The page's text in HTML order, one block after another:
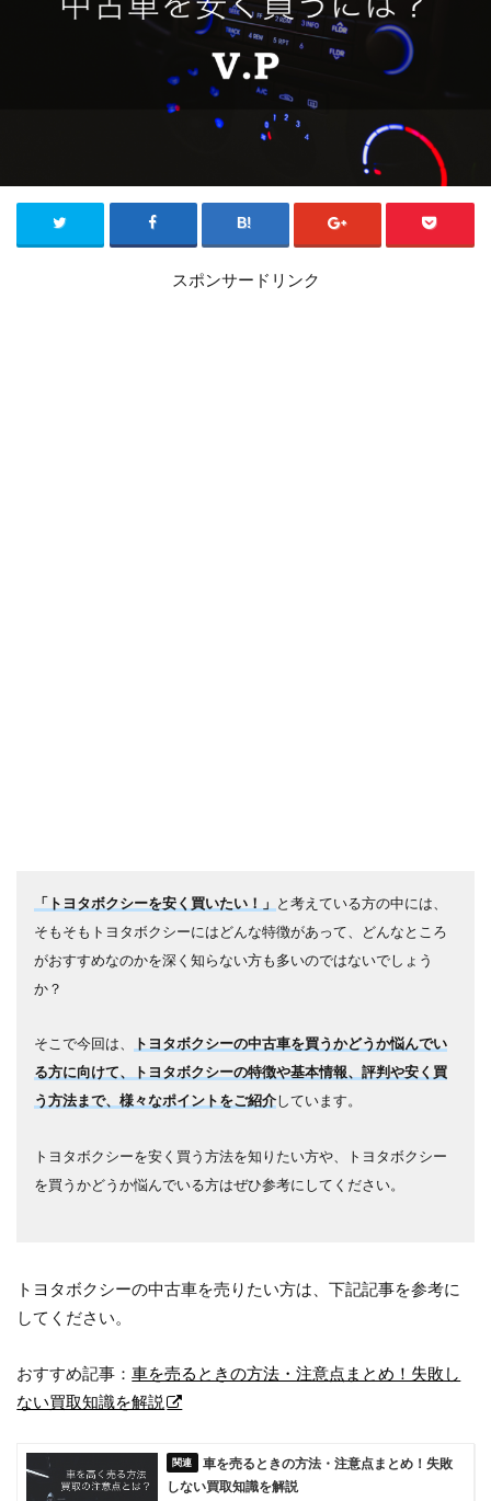
スポンサードリンク
「トヨタボクシーを安く買いたい！」 と考えている方の中には、
そもそもトヨタボクシーにはどんな特徴があって、どんなところ
がおすすめなのかを深く知らない方も多いのではないでしょう
か？
そこで今回は、
トヨタボクシーの中古車を買うかどうか悩んでい
る方に向けて、トヨタボクシーの特徴や基本情報、評判や安く買
う方法まで、様々なポイントをご紹介しています。
トヨタボクシーを安く買う方法を知りたい方や、トヨタボクシー
を買うかどうか悩んでいる方はぜひ参考にしてください。
トヨタボクシーの中古車を売りたい方は、下記記事を参考に
してください。
おすすめ記事：車を売るときの方法・注意点まとめ！失敗し
ない買取知識を解説
車を売るときの方法・注意点まとめ！失敗
しない買取知識を解説